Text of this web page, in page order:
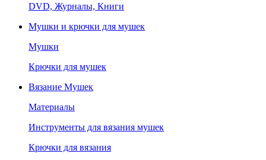
DVD, Журналы, Книги
Мушки и крючки для мушек
Мушки
Крючки для мушек
Вязание Мушек
Материалы
Инструменты для вязания мушек
Крючки для вязания